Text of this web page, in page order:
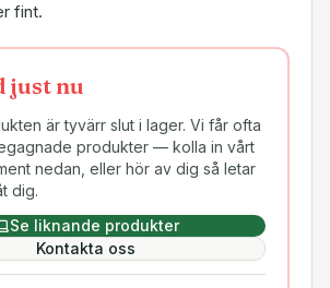
fint.
just nu
är tyvärr slut i lager. Vi får ofta
produkter — kolla in vårt
nedan, eller hör av dig så letar
dig.
Se liknande produkter
Kontakta oss